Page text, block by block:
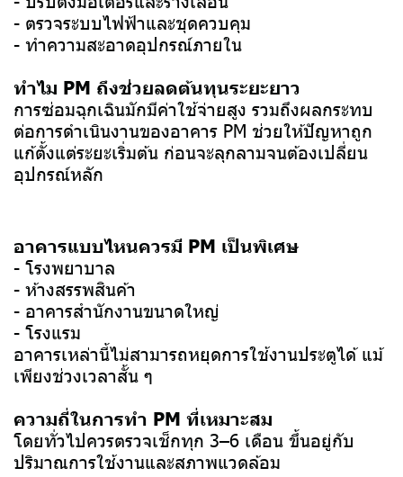
- ตรวจระบบไฟฟ้าและชุดควบคุม
- ทำความสะอาดอุปกรณ์ภายใน
ทำไม PM ถึงช่วยลดต้นทุนระยะยาว
การซ่อมฉุกเฉินมักมีค่าใช้จ่ายสูง รวมถึงผลกระทบ
ต่อการดำเนินงานของอาคาร PM ช่วยให้ปัญหาถูก
แก้ตั้งแต่ระยะเริ่มต้น ก่อนจะลุกลามจนต้องเปลี่ยน
อุปกรณ์หลัก
อาคารแบบไหนควรมี PM เป็นพิเศษ
- โรงพยาบาล
- ห้างสรรพสินค้า
- อาคารสำนักงานขนาดใหญ่
- โรงแรม
อาคารเหล่านี้ไม่สามารถหยุดการใช้งานประตูได้ แม้
เพียงช่วงเวลาสั้น ๆ
ความถี่ในการทำ PM ที่เหมาะสม
โดยทั่วไปควรตรวจเช็กทุก 3–6 เดือน ขึ้นอยู่กับ
ปริมาณการใช้งานและสภาพแวดล้อม